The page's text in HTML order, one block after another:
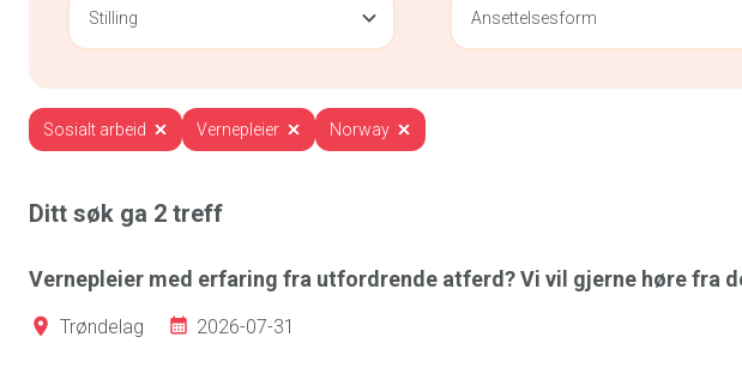
Stilling Ansettelsesform
Sosialt arbeid Vernepleier Norway
Ditt søk ga 2 treff
Vernepleier med erfaring fra utfordrende atferd? Vi vil gjerne høre fra
Trøndelag 2026-07-31